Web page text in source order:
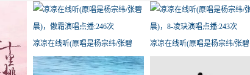
凉凉在线听(原唱是杨宗纬/张碧
晨)，傲霜演唱点播:246次
凉凉在线听(原唱是杨宗纬/张碧